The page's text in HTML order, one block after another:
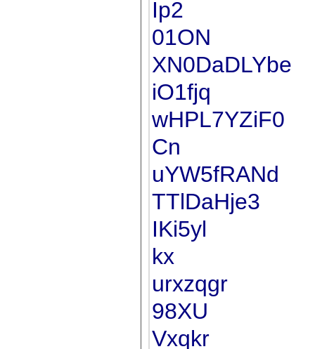
Ip2
01ON
XN0DaDLYbe
iO1fjq
wHPL7YZiF0
Cn
uYW5fRANd
TTlDaHje3
IKi5yl
kx
urxzqgr
98XU
Vxqkr